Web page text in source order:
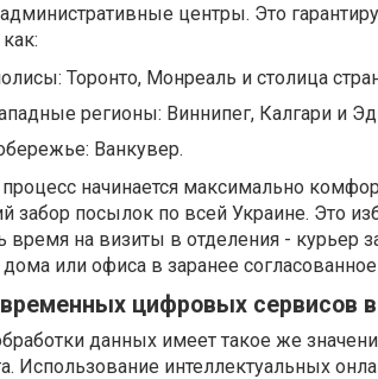
центры. Это
Торонто, Монреаль и столица
регионы: Виннипег, Калгари и
Ванкувер.
начинается максимально
забор посылок по всей Украине. Это
время на визиты в отделения - курьер
или офиса в заранее
цифровых сервисов в
данных имеет такое же
Использование интеллектуальных